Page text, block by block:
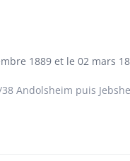
1889 et le 02 mars
38 Andolsheim puis